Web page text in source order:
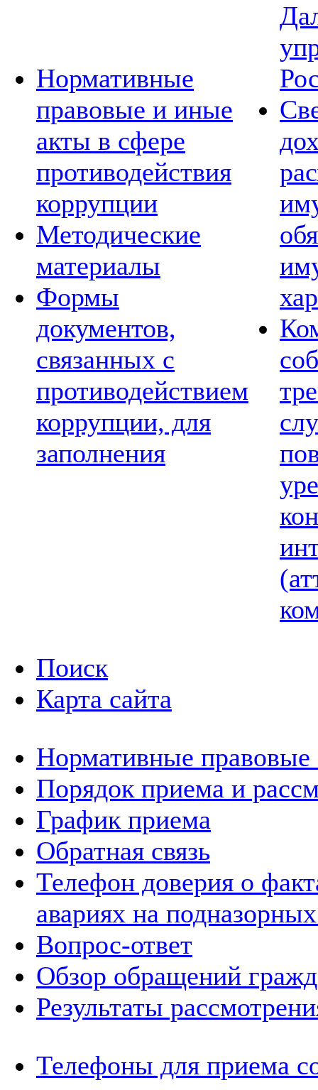
Нормативные
правовые и иные
акты в сфере
противодействия
коррупции
Методические
материалы
Формы
документов,
связанных с
противодействием
коррупции, для
заполнения
Поиск
Карта сайта
Нормативные правовые
Порядок приема и
График приема
Обратная связь
Телефон доверия о
авариях на
Вопрос-ответ
Обзор обращений
Результаты
Телефоны для приема